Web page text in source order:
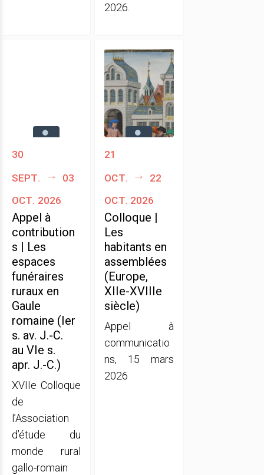
2026.
30
sept.
03
oct. 2026
Appel à
contribution
s | Les
espaces
funéraires
ruraux en
Gaule
romaine (Ier
s. av. J.-C.
au VIe s.
apr. J.-C.)
XVIIe Colloque
de
l’Association
d’étude du
monde rural
gallo-romain
21
oct.
22
oct. 2026
Colloque |
Les
habitants en
assemblées
(Europe,
XIIe-XVIIIe
siècle)
Appel à
communicatio
ns, 15 mars
2026